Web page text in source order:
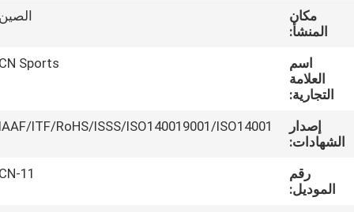
جولة
في
المعمل
مراقبة
الجودة
مكان
المنشأ:
الصين
اسم
العلامة
التجارية:
CN Sports
إصدار
IAAF/ITF/RoHS/ISSS/ISO140019001/ISO14001
رقم
الموديل:
CN-11